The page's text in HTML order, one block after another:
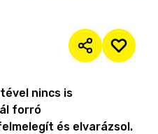
nincs is
forró
és elvarázsol.